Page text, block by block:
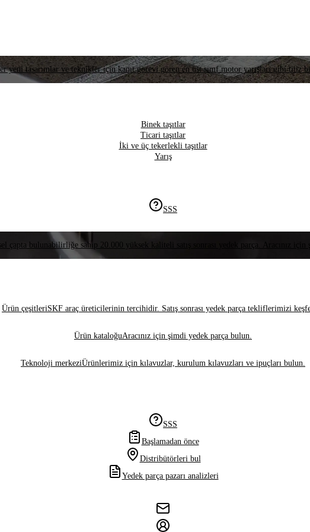
yeni tasarımlar ve teknikler için kanıt görevi gören en üst sınıf motor yarışları gibi titiz
Binek taşıtlar
Ticari taşıtlar
İki ve üç tekerlekli taşıtlar
Yarış
SSS
çapta bulunabilirliğe sahip 20.000 yüksek kaliteli satış sonrası yedek parça. Aracınız
Ürün çeşitleriSKF araç üreticilerinin tercihidir. Satış sonrası yedek parça tekliflerimizi
Ürün kataloğuAracınız için şimdi yedek parça bulun.
Teknoloji merkeziÜrünlerimiz için kılavuzlar, kurulum kılavuzları ve ipuçları bulun.
SSS
Başlamadan önce
Distribütörleri bul
Yedek parça pazarı analizleri